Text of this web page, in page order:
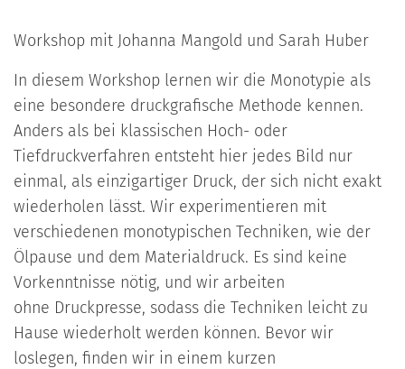
Workshop mit Johanna Mangold und Sarah Huber
In diesem Workshop lernen wir die Monotypie als
eine besondere druckgrafische Methode kennen.
Anders als bei klassischen Hoch- oder
Tiefdruckverfahren entsteht hier jedes Bild nur
einmal, als einzigartiger Druck, der sich nicht exakt
wiederholen lässt. Wir experimentieren mit
verschiedenen monotypischen Techniken, wie der
Ölpause und dem Materialdruck. Es sind keine
Vorkenntnisse nötig, und wir arbeiten
ohne Druckpresse, sodass die Techniken leicht zu
Hause wiederholt werden können. Bevor wir
loslegen, finden wir in einem kurzen